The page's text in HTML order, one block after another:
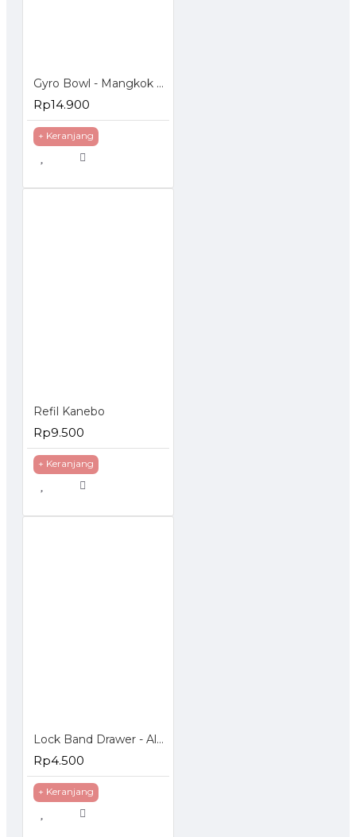
Gyro Bowl - Mangkok Anti Tumpah
Rp14.900
+ Keranjang
Refil Kanebo
Rp9.500
+ Keranjang
Lock Band Drawer - Alat Pengaman Laci dan Lemari
Rp4.500
+ Keranjang